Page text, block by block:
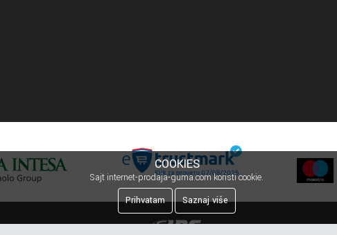
COOKIES
Sajt internet-prodaja-guma.com koristi cookie.
Prihvatam
Saznaj više